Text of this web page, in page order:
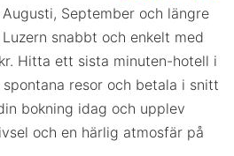
September och längre
snabbt och enkelt med
Hitta ett sista minuten-hotell i
resor och betala i snitt
bokning idag och upplev
och en härlig atmosfär på